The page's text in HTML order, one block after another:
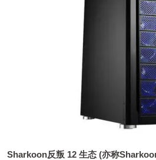
Sharkoon反叛 12 生态 (亦称